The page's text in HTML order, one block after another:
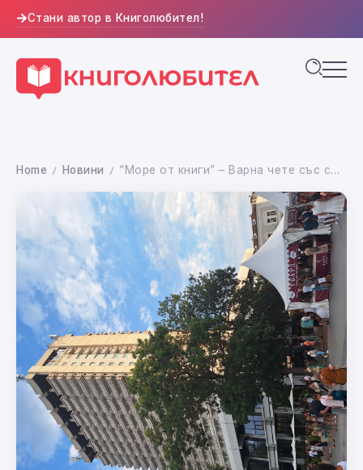
Стани автор в Книголюбител!
Home / Новини / “Море от книги” – Варна чете със сърце (репортаж от откриването)